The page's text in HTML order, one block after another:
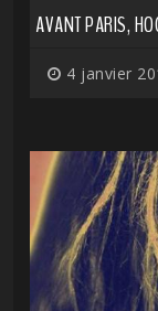
AVANT PARIS,
4 janvier